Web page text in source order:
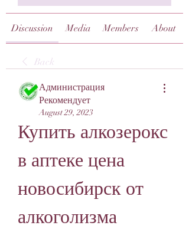
Discussion Media Members About
Back
Администрация
Рекомендует
August 29, 2023
Купить алкозерокс
в аптеке цена
новосибирск от
алкоголизма